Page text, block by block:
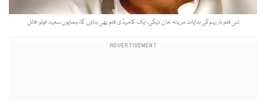
نئی فلم ہار رہوگی ہدایات مرینہ خان دیگی، ایک کامیڈی فلم بھی بناؤں گا، ہمایوں سعید فوٹو: فائل